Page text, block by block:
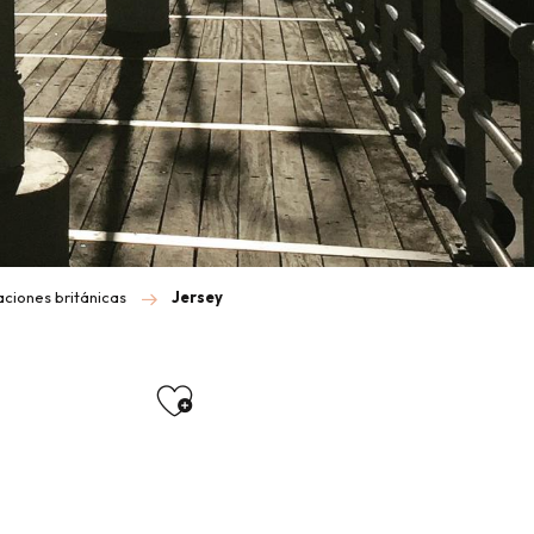
británicas Jersey
Ajouter aux favoris